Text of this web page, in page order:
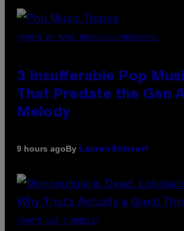
(PHOTO BY MARC BROUSSELY/REDFERNS)
3 Insufferable Pop
That Predate the Gen
Melody
9 hours agoBy Lauren Boisvert
(PHOTO VIA T-MOBILE)